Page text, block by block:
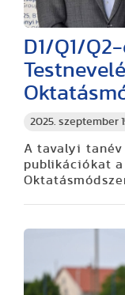
2025. szeptember
D1/Q1/
A tavalyi
publikációkat